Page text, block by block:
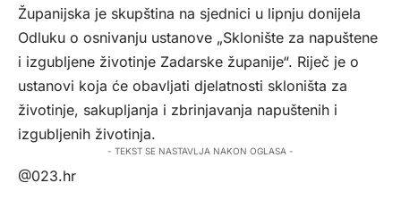
Županijska je skupština na sjednici u lipnju donijela
Odluku o osnivanju ustanove „Sklonište za napuštene
i izgubljene životinje Zadarske županije“. Riječ je o
ustanovi koja će obavljati djelatnosti skloništa za
životinje, sakupljanja i zbrinjavanja napuštenih i
izgubljenih životinja.
- TEKST SE NASTAVLJA NAKON OGLASA -
@023.hr